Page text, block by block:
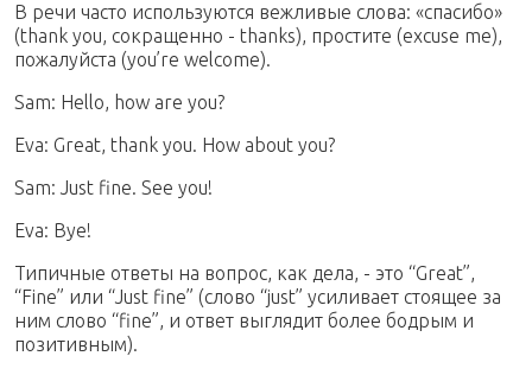
В речи часто используются вежливые слова: «спасибо»
(thank you, сокращенно - thanks), простите (excuse me),
пожалуйста (you’re welcome).
Sam: Hello, how are you?
Eva: Great, thank you. How about you?
Sam: Just fine. See you!
Eva: Bye!
Типичные ответы на вопрос, как дела, - это “Great”,
“Fine” или “Just fine” (слово “just” усиливает стоящее за
ним слово “fine”, и ответ выглядит более бодрым и
позитивным).